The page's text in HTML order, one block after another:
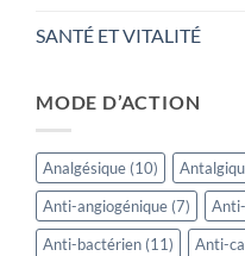
SANTÉ ET VITALITÉ
MODE D’ACTION
Analgésique (10)
Anti-angiogénique (7)
Anti-bactérien (11) Anti-